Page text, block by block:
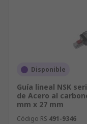
Disponible
Guía lineal NSK
de Acero al
mm x 27 mm
Código RS 491-9346